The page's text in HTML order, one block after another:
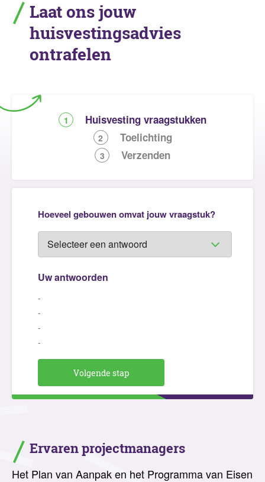
Laat ons jouw
huisvestingsadvies
ontrafelen
1 Huisvesting vraagstukken
2 Toelichting
3 Verzenden
Hoeveel gebouwen omvat jouw vraagstuk?
Uw antwoorden
-
-
-
-
Volgende stap
Ervaren projectmanagers
Het Plan van Aanpak en het Programma van Eisen